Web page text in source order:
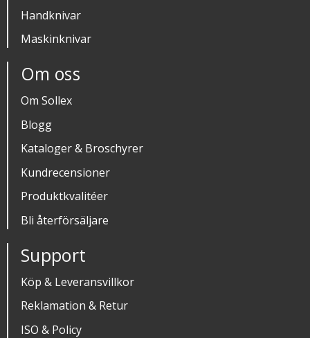
Handknivar
Maskinknivar
Om oss
Om Sollex
Blogg
Kataloger & Broschyrer
Kundrecensioner
Produktkvalitéer
Bli återförsäljare
Support
Köp & Leveransvillkor
Reklamation & Retur
ISO & Policy